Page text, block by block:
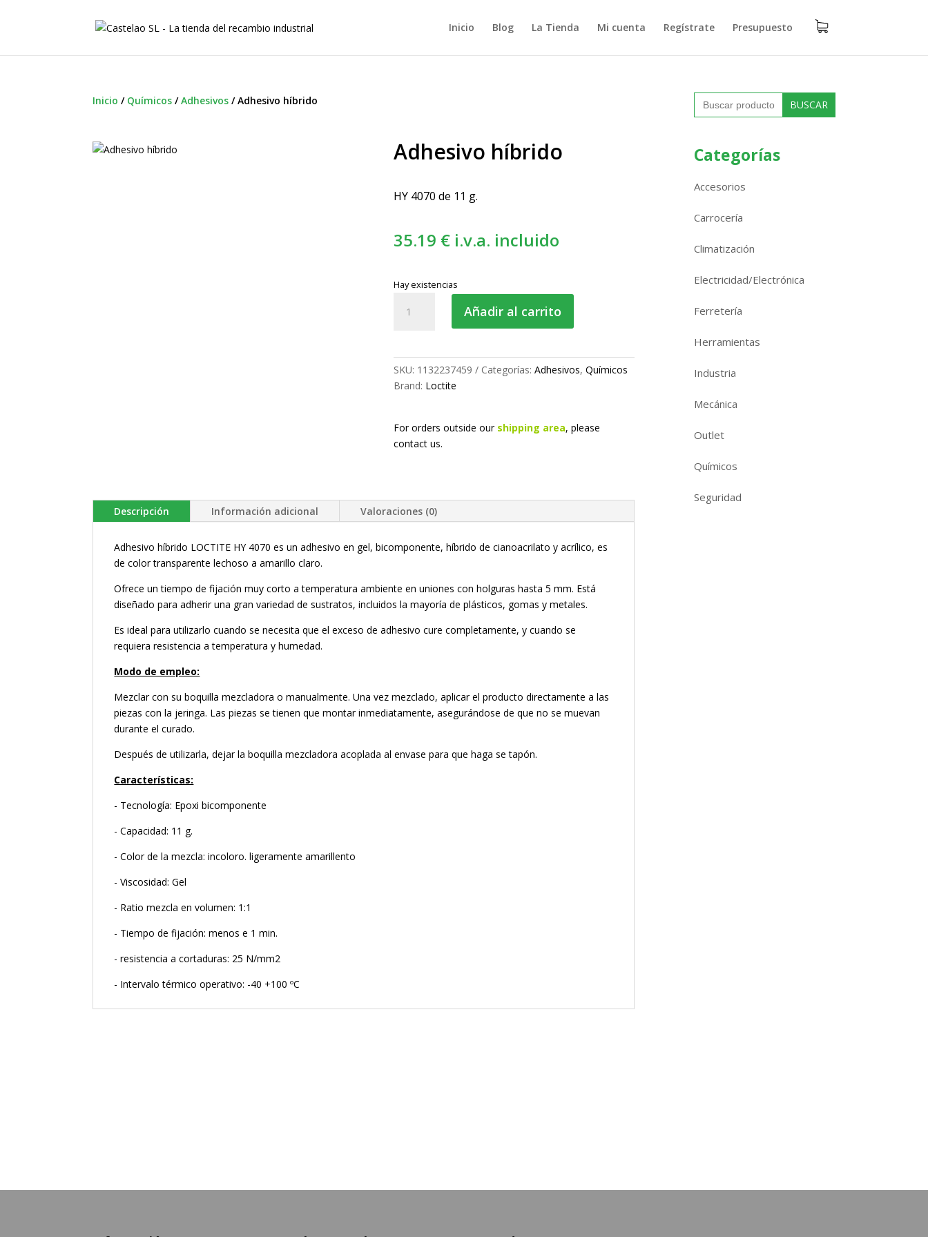
Inicio Blog La Tienda Mi cuenta Regístrate Presupuesto
Inicio / Químicos /Adhesivos /Adhesivo híbrido
Adhesivo híbrido
HY 4070 de 11 g.
35.19 € i.v.a. incluido
Hay existencias
híbrido
Añadir al carrito
SKU: 1132237459 Categorías: Adhesivos, Químicos
Brand: Loctite
For orders outside our shipping area, please
contact us.
Descripción Información adicional Valoraciones (0)
Adhesivo híbrido LOCTITE HY 4070 es un adhesivo en gel, bicomponente, híbrido de cianoacrilato y acrílico, es
de color transparente lechoso a amarillo claro.
Ofrece un tiempo de fijación muy corto a temperatura ambiente en uniones con holguras hasta 5 mm. Está
diseñado para adherir una gran variedad de sustratos, incluidos la mayoría de plásticos, gomas y metales.
Es ideal para utilizarlo cuando se necesita que el exceso de adhesivo cure completamente, y cuando se
requiera resistencia a temperatura y humedad.
Modo de empleo:
Mezclar con su boquilla mezcladora o manualmente. Una vez mezclado, aplicar el producto directamente a las
piezas con la jeringa. Las piezas se tienen que montar inmediatamente, asegurándose de que no se muevan
durante el curado.
Después de utilizarla, dejar la boquilla mezcladora acoplada al envase para que haga se tapón.
Características:
- Tecnología: Epoxi bicomponente
- Capacidad: 11 g.
- Color de la mezcla: incoloro. ligeramente amarillento
- Viscosidad: Gel
- Ratio mezcla en volumen: 1:1
- Tiempo de fijación: menos e 1 min.
- resistencia a cortaduras: 25 N/mm2
- Intervalo térmico operativo: -40 +100 ºC
Buscar:
Categorías
Accesorios
Carrocería
Climatización
Electricidad/Electrónica
Ferretería
Herramientas
Industria
Mecánica
Outlet
Químicos
Seguridad